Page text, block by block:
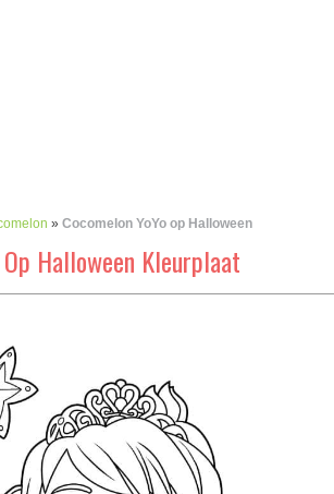
» Cocomelon YoYo op Halloween
Op Halloween Kleurplaat